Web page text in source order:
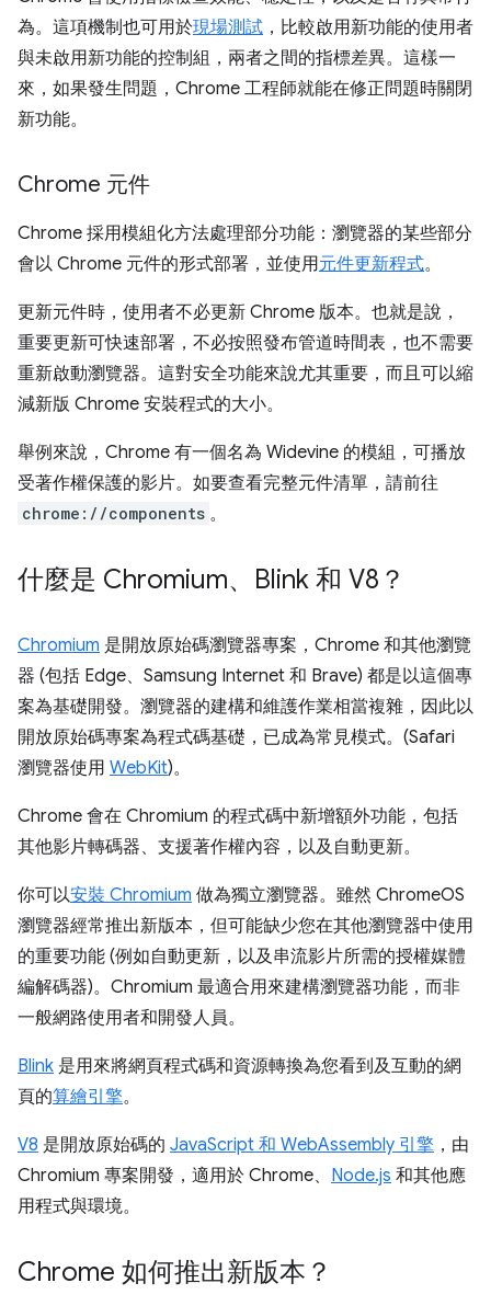
為。這項機制也可用於現場測試 ，比較啟用新功能的使用者
與未啟用新功能的控制組，兩者之間的指標差異。這樣一
來，如果發生問題，Chrome 工程師就能在修正問題時關閉
新功能。
Chrome 元件
Chrome 採用模組化方法處理部分功能：瀏覽器的某些部分
會以 Chrome 元件的形式部署，並使用元件更新程式。
更新元件時，使用者不必更新 Chrome 版本。也就是說，
重要更新可快速部署，不必按照發布管道時間表，也不需要
重新啟動瀏覽器。這對安全功能來說尤其重要，而且可以縮
減新版 Chrome 安裝程式的大小。
舉例來說，Chrome 有一個名為 Widevine 的模組，可播放
受著作權保護的影片。如要查看完整元件清單，請前往
chrome://components 。
什麼是 Chromium、Blink 和 V8？
Chromium 是開放原始碼瀏覽器專案，Chrome 和其他瀏覽
器 (包括 Edge、Samsung Internet 和 Brave) 都是以這個專
案為基礎開發。瀏覽器的建構和維護作業相當複雜，因此以
開放原始碼專案為程式碼基礎，已成為常見模式。(Safari
瀏覽器使用 WebKit)。
Chrome 會在 Chromium 的程式碼中新增額外功能，包括
其他影片轉碼器、支援著作權內容，以及自動更新。
你可以安裝 Chromium 做為獨立瀏覽器。雖然 ChromeOS
瀏覽器經常推出新版本，但可能缺少您在其他瀏覽器中使用
的重要功能 (例如自動更新，以及串流影片所需的授權媒體
編解碼器)。Chromium 最適合用來建構瀏覽器功能，而非
一般網路使用者和開發人員。
Blink 是用來將網頁程式碼和資源轉換為您看到及互動的網
頁的算繪引擎。
V8 是開放原始碼的 JavaScript 和 WebAssembly 引擎 ，由
Chromium 專案開發，適用於 Chrome、 Node.js 和其他應
用程式與環境。
Chrome 如何推出新版本？